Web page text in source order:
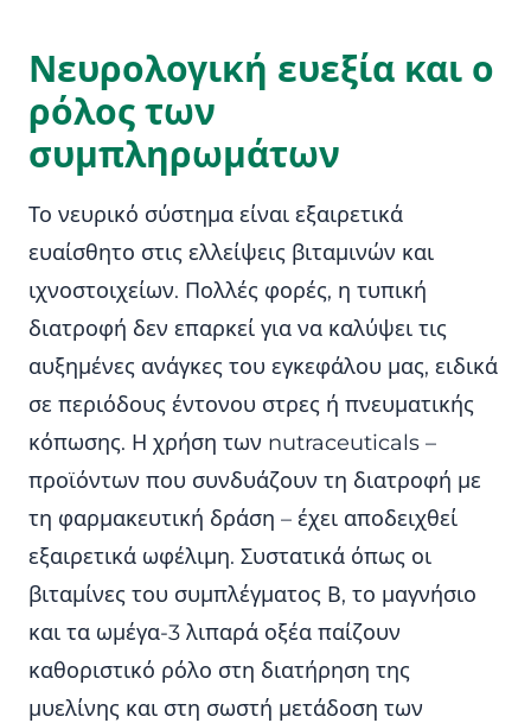
Νευρολογική ευεξία και ο
ρόλος των
συμπληρωμάτων
Το νευρικό σύστημα είναι εξαιρετικά
ευαίσθητο στις ελλείψεις βιταμινών και
ιχνοστοιχείων. Πολλές φορές, η τυπική
διατροφή δεν επαρκεί για να καλύψει τις
αυξημένες ανάγκες του εγκεφάλου μας, ειδικά
σε περιόδους έντονου στρες ή πνευματικής
κόπωσης. Η χρήση των nutraceuticals –
προϊόντων που συνδυάζουν τη διατροφή με
τη φαρμακευτική δράση – έχει αποδειχθεί
εξαιρετικά ωφέλιμη. Συστατικά όπως οι
βιταμίνες του συμπλέγματος Β, το μαγνήσιο
και τα ωμέγα-3 λιπαρά οξέα παίζουν
καθοριστικό ρόλο στη διατήρηση της
μυελίνης και στη σωστή μετάδοση των